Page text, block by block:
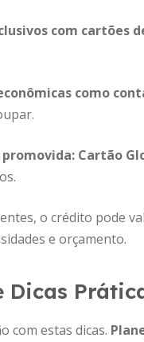
com cartões
como
Cartão
o crédito pode
e orçamento.
Dicas
com estas dicas.